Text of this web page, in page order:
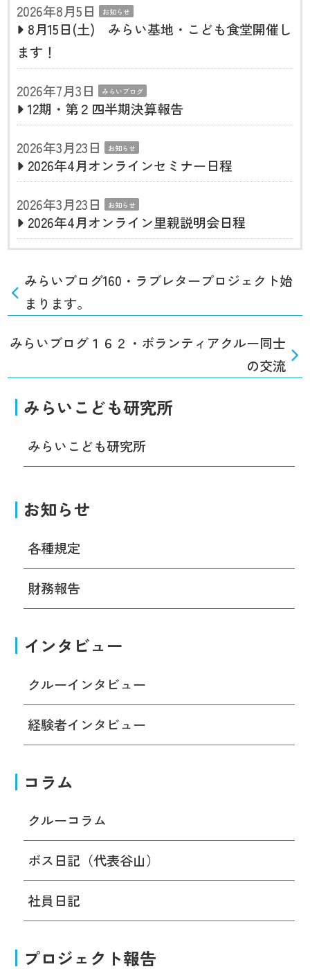
2026年8月5日 お知らせ
8月15日(土) みらい基地・こども食堂開催し
ます！
2026年7月3日
みらいブログ
12期・第２四半期決算報告
2026年3月23日
お知らせ
2026年4月オンラインセミナー日程
2026年3月23日
お知らせ
2026年4月オンライン里親説明会日程
みらいブログ160・ラブレタープロジェクト始
まります。
みらいブログ１６２・ボランティアクルー同士
の交流
みらいこども研究所
みらいこども研究所
お知らせ
各種規定
財務報告
インタビュー
クルーインタビュー
経験者インタビュー
コラム
クルーコラム
ボス日記（代表谷山）
社員日記
プロジェクト報告